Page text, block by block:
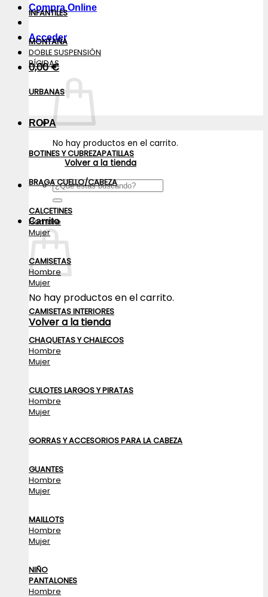
Compra Online
Acceder
0,00€
No hay productos en el carrito.
Volver a la tienda
Buscar
por:
Carrito
No hay productos en el carrito.
Volver a la tienda
INFANTILES
MONTAÑA
DOBLE SUSPENSIÓN
RÍGIDAS
URBANAS
ROPA
BOTINES Y CUBREZAPATILLAS
BRAGA CUELLO/CABEZA
CALCETINES
Hombre
Mujer
CAMISETAS
Hombre
Mujer
CAMISETAS INTERIORES
CHAQUETAS Y CHALECOS
Hombre
Mujer
CULOTES LARGOS Y PIRATAS
Hombre
Mujer
GORRAS Y ACCESORIOS PARA LA CABEZA
GUANTES
Hombre
Mujer
MAILLOTS
Hombre
Mujer
NIÑO
PANTALONES
Hombre